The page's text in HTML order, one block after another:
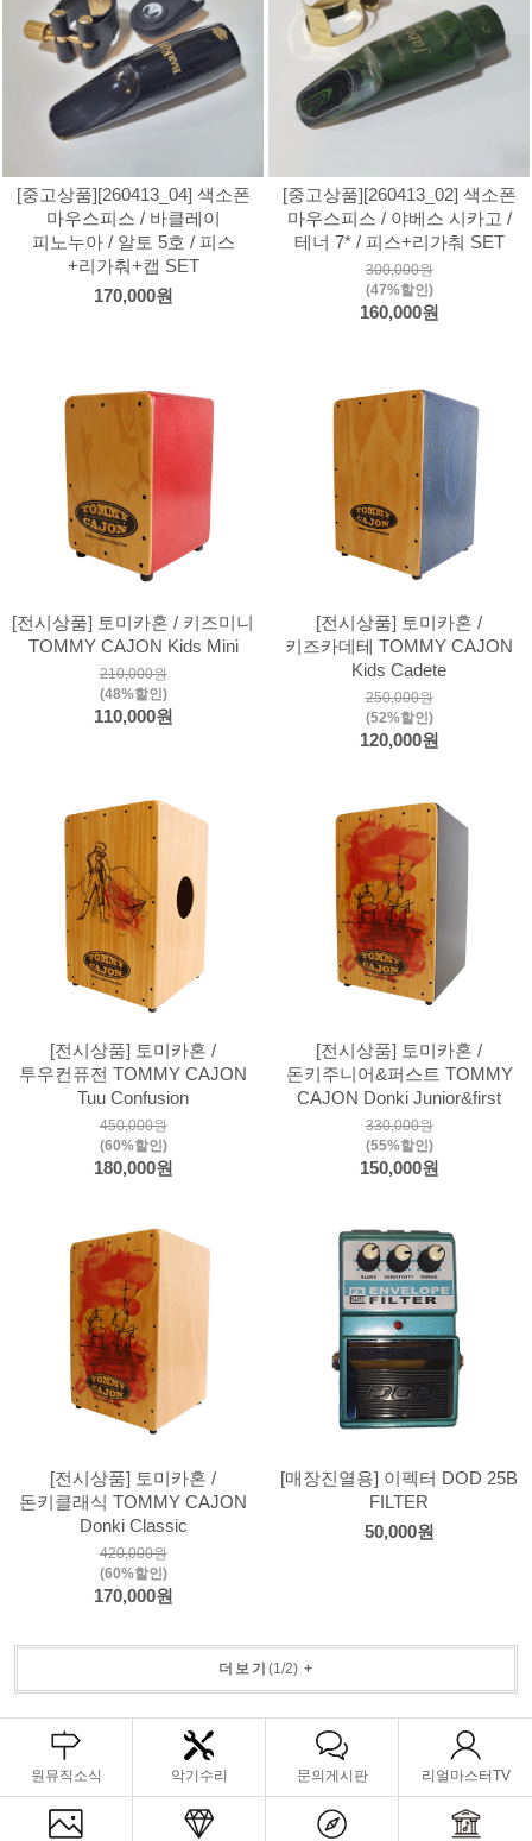
[중고상품][260413_04] 색소폰
마우스피스 / 바클레이
피노누아 / 알토 5호 / 피스
+리가춰+캡 SET
170,000원
[중고상품][260413_02] 색소폰
마우스피스 / 야베스 시카고 /
테너 7* / 피스+리가춰 SET
300,000원
(47%할인)
160,000원
[전시상품] 토미카혼 / 키즈미니
TOMMY CAJON Kids Mini
210,000원
(48%할인)
110,000원
[전시상품] 토미카혼 /
키즈카데테 TOMMY CAJON
Kids Cadete
250,000원
(52%할인)
120,000원
[전시상품] 토미카혼 /
투우컨퓨전 TOMMY CAJON
Tuu Confusion
450,000원
(60%할인)
180,000원
[전시상품] 토미카혼 /
돈키주니어&퍼스트 TOMMY
CAJON Donki Junior&first
330,000원
(55%할인)
150,000원
[전시상품] 토미카혼 /
돈키클래식 TOMMY CAJON
Donki Classic
420,000원
(60%할인)
170,000원
[매장진열용] 이펙터 DOD 25B
FILTER
50,000원
더보기 (1/2)+
원뮤직소식 악기수리 문의게시판 리얼마스터TV